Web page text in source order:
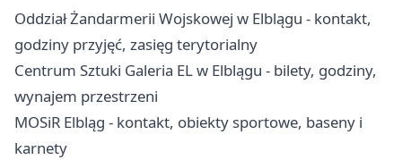
Oddział Żandarmerii Wojskowej w Elblągu - kontakt,
godziny przyjęć, zasięg terytorialny
Centrum Sztuki Galeria EL w Elblągu - bilety, godziny,
wynajem przestrzeni
MOSiR Elbląg - kontakt, obiekty sportowe, baseny i
karnety